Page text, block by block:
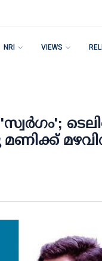
NRI VIEWS
മണിക്ക്